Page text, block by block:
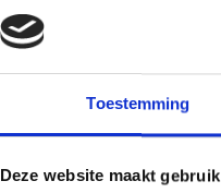
Toestemming
Deze website maakt